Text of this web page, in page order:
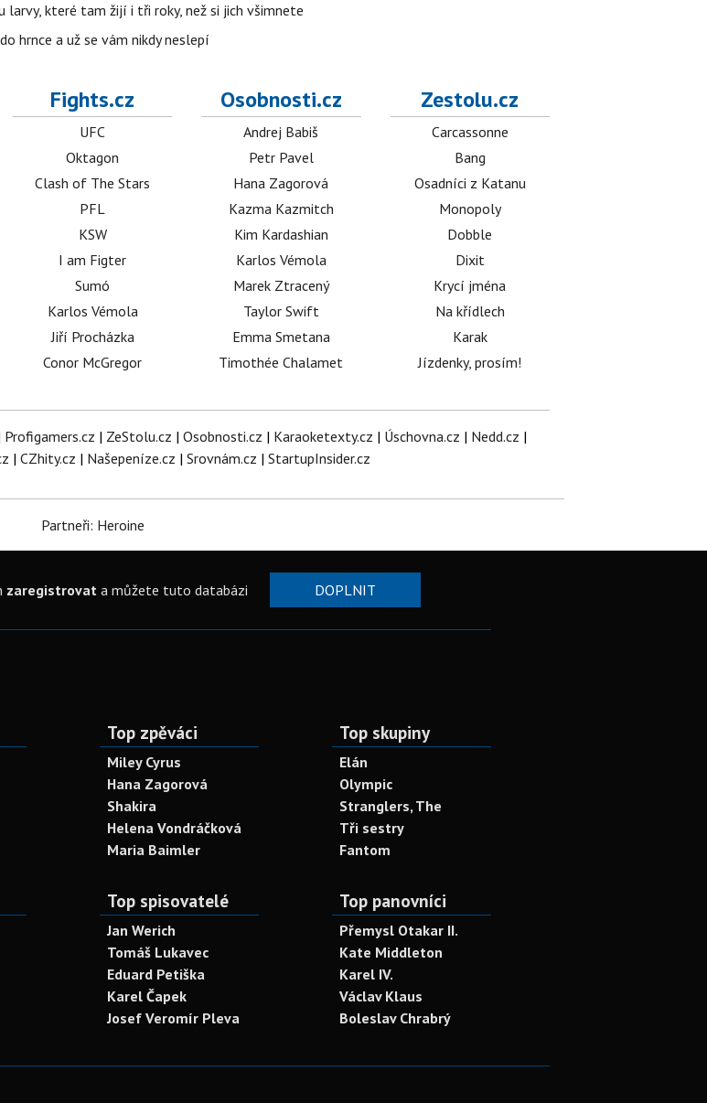
larvy, které tam žijí i tři roky, než si jich všimnete
hrnce a už se vám nikdy neslepí
Fights.cz
UFC
Oktagon
Clash of The Stars
PFL
KSW
I am Figter
Sumó
Karlos Vémola
Jiří Procházka
Conor McGregor
Osobnosti.cz
Andrej Babiš
Petr Pavel
Hana Zagorová
Kazma Kazmitch
Kim Kardashian
Karlos Vémola
Marek Ztracený
Taylor Swift
Emma Smetana
Timothée Chalamet
Zestolu.cz
Carcassonne
Bang
Osadníci z Katanu
Monopoly
Dobble
Dixit
Krycí jména
Na křídlech
Karak
Jízdenky, prosím!
Profigamers.cz | ZeStolu.cz | Osobnosti.cz | Karaoketexty.cz | Úschovna.cz | Nedd.cz |
| CZhity.cz | Našepeníze.cz | Srovnám.cz | StartupInsider.cz
Partneři: Heroine
zaregistrovata můžete tuto databázi DOPLNIT
Top zpěváci
Miley Cyrus
Hana Zagorová
Shakira
Helena Vondráčková
Maria Baimler
Top skupiny
Elán
Olympic
Stranglers, The
Tři sestry
Fantom
Top spisovatelé
Jan Werich
Tomáš Lukavec
Eduard Petiška
Karel Čapek
Josef Veromír Pleva
Top panovníci
Přemysl Otakar II.
Kate Middleton
Karel IV.
Václav Klaus
Boleslav Chrabrý